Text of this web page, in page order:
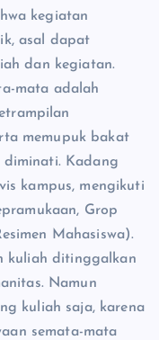
kegiatan
asal dapat
dan kegiatan.
mata adalah
memupuk bakat
Kadang
kampus, mengikuti
Grop
Mahasiswa).
kuliah ditinggalkan
Namun
kuliah saja, karena
semata-mata